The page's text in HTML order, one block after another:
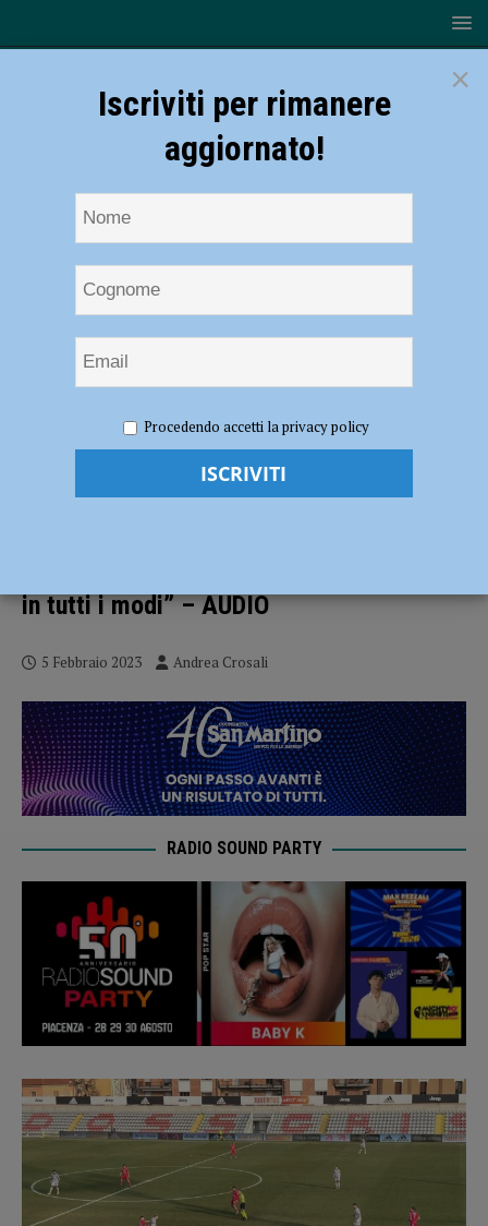
Next Gen batte il Piacenza 2-0, per i biancorossi ora è ancora più in
salita. Matteassi: “Proveremo a salvarci in tutti i modi” – AUDIO
La Juve Next Gen batte il Piacenza 2-0,
in tutti i modi” – AUDIO
5 Febbraio 2023 Andrea Crosali
RADIO SOUND PARTY
×
Iscriviti per rimanere
aggiornato!
Procedendo accetti la privacy policy